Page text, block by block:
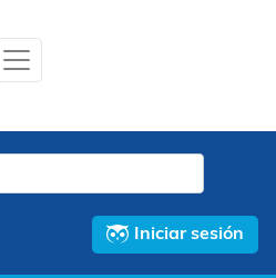
Iniciar sesión